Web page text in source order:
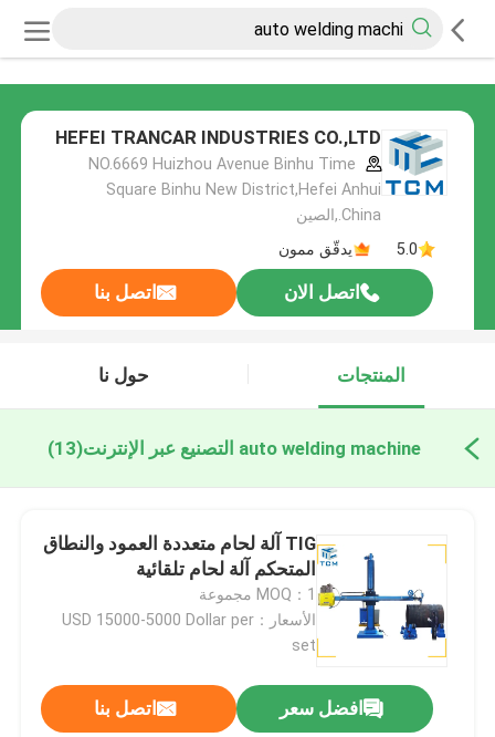
HEFEI TRANCAR INDUSTRIES CO.,LTD
NO.6669 Huizhou Avenue Binhu Time
Square Binhu New District,Hefei Anhui
China.,الصين
5.0
يدقّق ممون
اتصل الان اتصل بنا
المنتجات حول نا
auto welding machine التصنيع عبر الإنترنت (13)
TIG آلة لحام متعددة العمود والنطاق
المتحكم آلة لحام تلقائية
MOQ：1 مجموعة
الأسعار：USD 15000-5000 Dollar per
set
افضل سعر اتصل بنا